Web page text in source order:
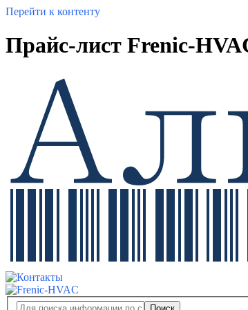
Перейти к контенту
Прайс-лист Frenic-